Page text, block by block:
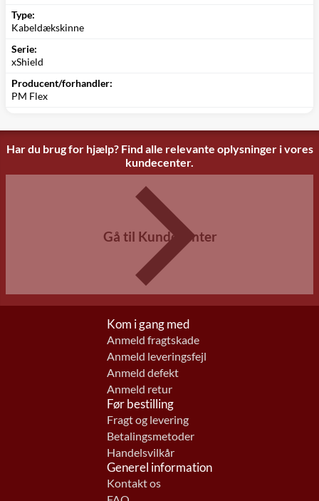
Type:
Kabeldækskinne
Serie:
xShield
Producent/forhandler:
PM Flex
Har du brug for hjælp? Find alle relevante oplysninger i vores
kundecenter.
Gå til Kundecenter
Kom i gang med
Anmeld fragtskade
Anmeld leveringsfejl
Anmeld defekt
Anmeld retur
Før bestilling
Fragt og levering
Betalingsmetoder
Handelsvilkår
Generel information
Kontakt os